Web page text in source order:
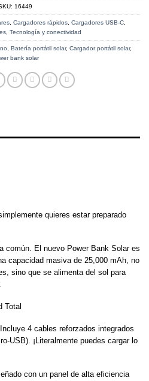
16449
, Cargadores rápidos, Cargadores USB-C,
, Tecnología y conectividad
, Batería portátil solar, Cargador portátil solar,
bank solar
quieres estar preparado
común. El nuevo Power Bank Solar es
capacidad masiva de 25,000 mAh, no
sino que se alimenta del sol para
Total
4 cables reforzados integrados
USB). ¡Literalmente puedes cargar lo
con un panel de alta eficiencia